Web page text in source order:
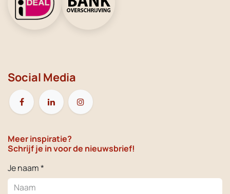
Social Media
Meer inspiratie?
Schrijf je in voor de nieuwsbrief!
Je naam *